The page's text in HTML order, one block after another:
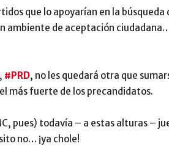
que lo apoyarían en la
ambiente de aceptación ciudadana…
, #PRD, no les quedará otra que
más fuerte de los precandidatos.
pues) todavía – a estas alturas –
no… ¡ya chole!